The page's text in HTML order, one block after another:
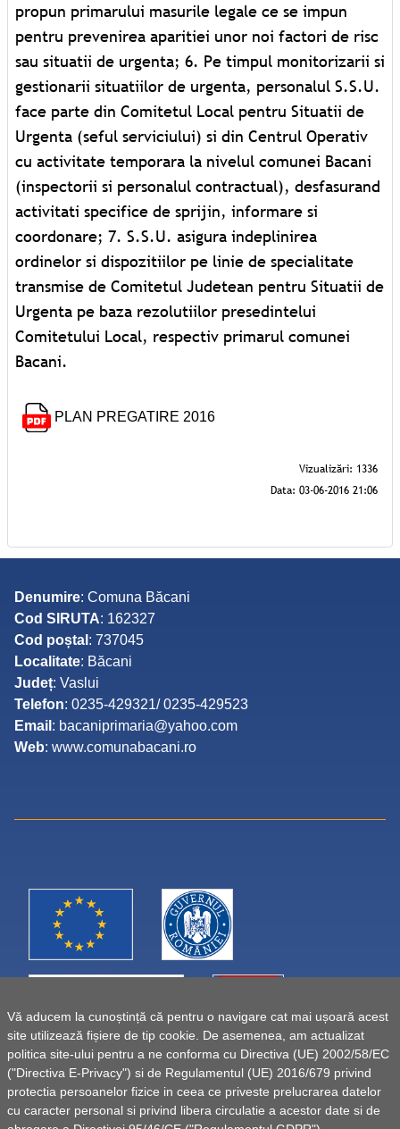
Vă aducem la cunoștință că pentru o navigare cat mai ușoară acest
site utilizează fișiere de tip cookie. De asemenea, am actualizat
politica site-ului pentru a ne conforma cu Directiva (UE) 2002/58/EC
("Directiva E-Privacy") si de Regulamentul (UE) 2016/679 privind
protectia persoanelor fizice in ceea ce priveste prelucrarea datelor
cu caracter personal si privind libera circulatie a acestor date si de
propun primarului masurile legale ce se impun
pentru prevenirea aparitiei unor noi factori de risc
sau situatii de urgenta; 6. Pe timpul monitorizarii si
gestionarii situatiilor de urgenta, personalul S.S.U.
face parte din Comitetul Local pentru Situatii de
Urgenta (seful serviciului) si din Centrul Operativ
cu activitate temporara la nivelul comunei Bacani
(inspectorii si personalul contractual), desfasurand
activitati specifice de sprijin, informare si
coordonare; 7. S.S.U. asigura indeplinirea
ordinelor si dispozitiilor pe linie de specialitate
transmise de Comitetul Judetean pentru Situatii de
Urgenta pe baza rezolutiilor presedintelui
Comitetului Local, respectiv primarul comunei
Bacani.
PLAN PREGATIRE 2016
Denumire: Comuna Băcani
Cod SIRUTA: 162327
Cod poștal : 737045
Localitate: Băcani
Județ: Vaslui
Telefon: 0235-429321/ 0235-429523
Email : bacaniprimaria@yahoo.com
Web: www.comunabacani.ro